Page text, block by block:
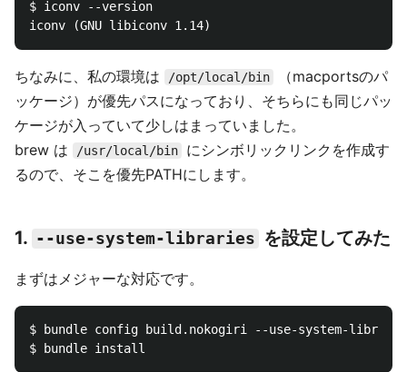
$ iconv --version
ちなみに、私の環境は /opt/local/bin
（macportsのパ
ッケージ）が優先パスになっており、そちらにも同じパッ
ケージが入っていて少しはまっていました。
brew は
/usr/local/bin
にシンボリックリンクを作成す
るので、そこを優先PATHにします。
1. --use-system-libraries を設定してみた
まずはメジャーな対応です。
$ bundle config build.nokogiri --use-system-